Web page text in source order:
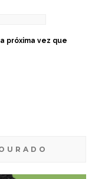
próxima vez que